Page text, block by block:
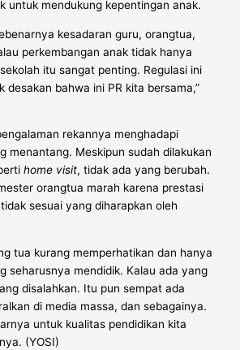
untuk mendukung kepentingan anak.
kesadaran guru, orangtua,
perkembangan anak tidak hanya
itu sangat penting. Regulasi ini
desakan bahwa ini PR kita bersama,”
rekannya menghadapi
menantang. Meskipun sudah dilakukan
home visit, tidak ada yang berubah.
orangtua marah karena prestasi
sesuai yang diharapkan oleh
tua kurang memperhatikan dan hanya
seharusnya mendidik. Kalau ada yang
disalahkan. Itu pun sempat ada
di media massa, dan sebagainya.
untuk kualitas pendidikan kita
(YOSI)